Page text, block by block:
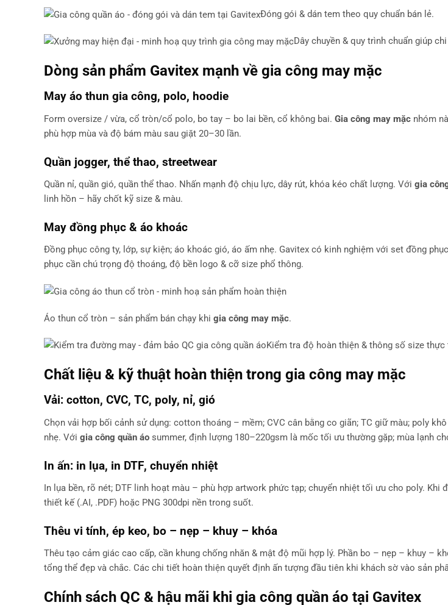
Đóng gói & dán tem theo quy chuẩn bán lẻ.
Dây chuyền & quy trình chuẩn giúp
Dòng sản phẩm Gavitex mạnh về gia công may mặc
May áo thun gia công, polo, hoodie
Form oversize / vừa, cổ tròn/cổ polo, bo tay – bo lai bền, cổ không bai. Gia công may mặc nhóm
phù hợp mùa và độ bám màu sau giặt 20–30 lần.
Quần jogger, thể thao, streetwear
Quần nỉ, quần gió, quần thể thao. Nhấn mạnh độ chịu lực, dây rút, khóa kéo chất lượng. Với gia
linh hồn – hãy chốt kỹ size & màu.
May đồng phục & áo khoác
Đồng phục công ty, lớp, sự kiện; áo khoác gió, áo ấm nhẹ. Gavitex có kinh nghiệm với set đồng
phục cần chú trọng độ thoáng, độ bền logo & cỡ size phổ thông.
Áo thun cổ tròn – sản phẩm bán chạy khi gia công may mặc.
Kiểm tra độ hoàn thiện & thông số size thực
Chất liệu & kỹ thuật hoàn thiện trong gia công may mặc
Vải: cotton, CVC, TC, poly, nỉ, gió
Chọn vải hợp bối cảnh sử dụng: cotton thoáng – mềm; CVC cân bằng co giãn; TC giữ màu; poly
nhẹ. Với gia công quần áo summer, định lượng 180–220gsm là mốc tối ưu thường gặp; mùa lạnh
In ấn: in lụa, in DTF, chuyển nhiệt
In lụa bền, rõ nét; DTF linh hoạt màu – phù hợp artwork phức tạp; chuyển nhiệt tối ưu cho poly. Khi
thiết kế (.AI, .PDF) hoặc PNG 300dpi nền trong suốt.
Thêu vi tính, ép keo, bo – nẹp – khuy – khóa
Thêu tạo cảm giác cao cấp, cần khung chống nhăn & mật độ mũi hợp lý. Phần bo – nẹp – khuy –
tổng thể đẹp và chắc. Các chi tiết hoàn thiện quyết định ấn tượng đầu tiên khi khách sờ vào sản
Chính sách QC & hậu mãi khi gia công quần áo tại Gavitex